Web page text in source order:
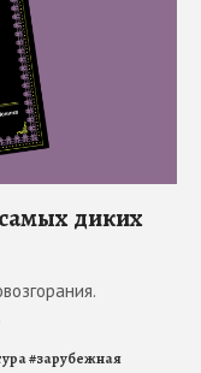
диких
#зарубежная